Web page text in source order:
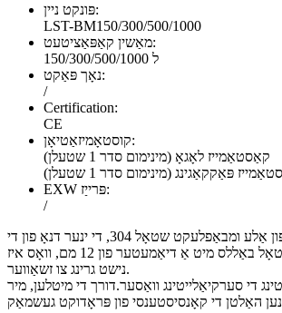
פּונקט ניין:
LST-BM150/300/500/1000
מאַשין קאַפּאַציטעט:
150/300/500/1000 ל
נאָך פּאַקט:
/
Certification:
CE
קוסטאָמיזאַטיאָן:
קאַסטאַמייז לאָגאָ (מינימום סדר 1 שטעלן)
פּאַקקאַגינג (מינימום סדר 1 שטעלן)
EXW פּרייַז:
/
ווערטיקאַל שאָקאָלאַד פּילקע מיל מאַשין קענען ווערן גענוצט צו מאָל פאַרשידן עסנוואַרג סלערי אַזאַ ווי שאָקאָלאַד, פיסטאַשקע פּוטער, טאַהיני.דער גוף איז געמאכט פון אַלע ומבאַפלעקט שטאָל 304, די ינער דנאָ פון די
צילינדער האט אַ גרעב פון 12 מם, און דער אויבערשטער טייל פון די צילינדער האט אַ גרעב פון 4 מם, און די ויסווייניקסט גרעב איז 4 מם.די גרינדינג אַדאַפּץ ימפּאָרטיד שטאָל באַללס מיט אַ דיאַמעטער פון 12 מם, וואָס איז
נישט גרינג צו זשאַווער.
די סערקיאַלייטינג וואַסער.דורך די מיטלען, מיר